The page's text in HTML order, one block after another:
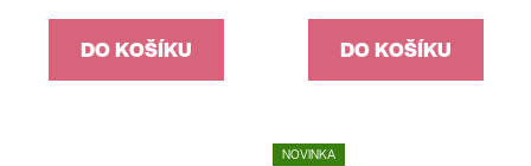
DO KOŠÍKU DO KOŠÍKU
NOVINKA